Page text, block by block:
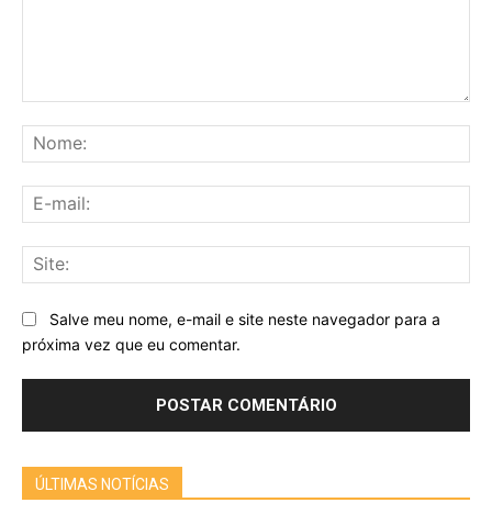
Salve meu nome, e-mail e site neste navegador para a
próxima vez que eu comentar.
ÚLTIMAS NOTÍCIAS